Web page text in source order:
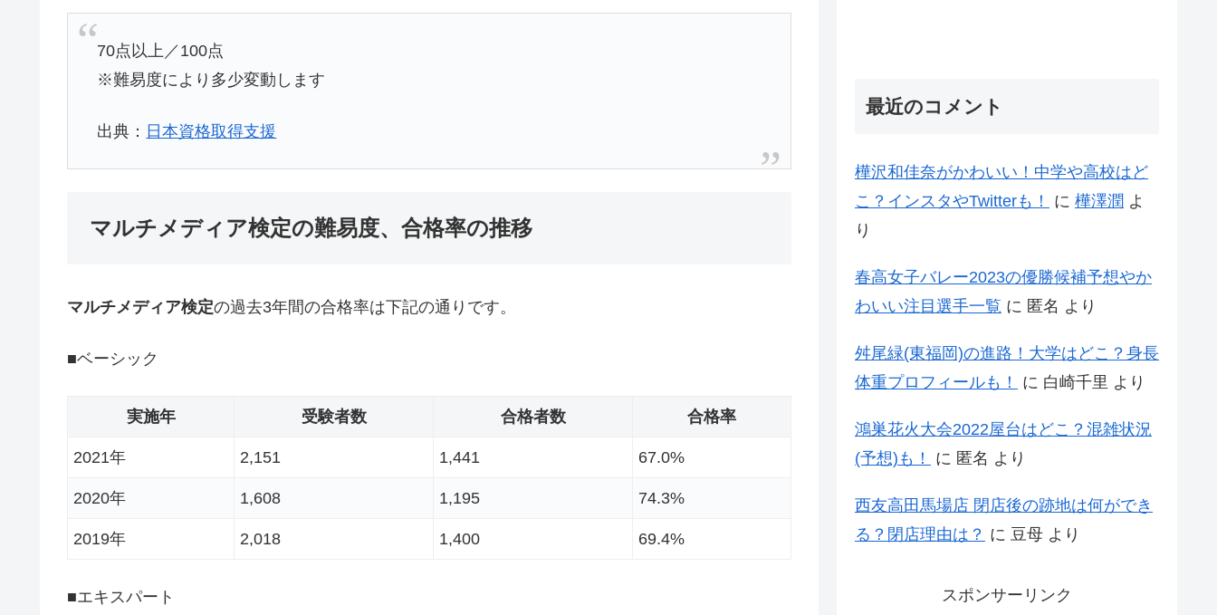
70点以上／100点
※難易度により多少変動します
出典： 日本資格取得支援
マルチメディア検定の難易度、合格率の推移
マルチメディア検定の過去3年間の合格率は下記の通りです。
■ベーシック
実施年 受験者数 合格者数 合格率
2021年 2,151 1,441 67.0%
2020年 1,608 1,195 74.3%
2019年 2,018 1,400 69.4%
■エキスパート
最近のコメント
樺沢和佳奈がかわいい！中学や高校はど
こ？インスタやTwitterも！
に 樺澤潤 よ
り
春高女子バレー2023の優勝候補予想やか
わいい注目選手一覧 に 匿名 より
舛尾緑(東福岡)の進路！大学はどこ？身長
体重プロフィールも！
に 白崎千里 より
鴻巣花火大会2022屋台はどこ？混雑状況
(予想)も！
に 匿名 より
西友高田馬場店 閉店後の跡地は何ができ
る？閉店理由は？ に 豆母 より
スポンサーリンク